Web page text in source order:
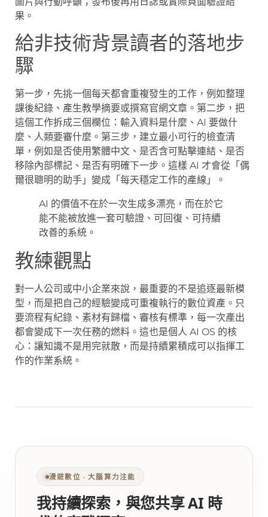
果。
給非技術背景讀者的落地步
驟
第一步，先挑一個每天都會重複發生的工作，例如整理
課後紀錄、產生教學摘要或撰寫官網文章。第二步，把
這個工作拆成三個欄位：輸入資料是什麼、AI 要做什
麼、人類要審什麼。第三步，建立最小可行的檢查清
單，例如是否使用繁體中文、是否含可點擊連結、是否
移除內部標記、是否有明確下一步。這樣 AI 才會從「偶
爾很聰明的助手」變成「每天穩定工作的產線」。
AI 的價值不在於一次生成多漂亮，而在於它
能不能被放進一套可驗證、可回復、可持續
改善的系統。
教練觀點
對一人公司或中小企業來說，最重要的不是追逐最新模
型，而是把自己的經驗變成可重複執行的數位資產。只
要流程有紀錄、素材有歸檔、審核有標準，每一次產出
都會變成下一次任務的燃料。這也是個人 AI OS 的核
心：讓知識不是用完就散，而是持續累積成可以指揮工
作的作業系統。
漫遊數位 ‧ 大腦算力注能
我持續探索，與您共享 AI 時